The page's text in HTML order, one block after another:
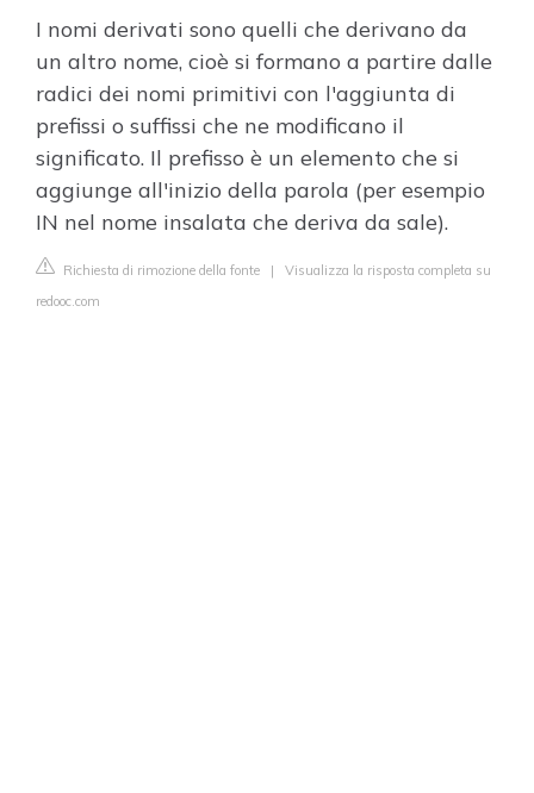
I nomi derivati sono quelli che derivano da
un altro nome, cioè si formano a partire dalle
radici dei nomi primitivi con l'aggiunta di
prefissi o suffissi che ne modificano il
significato. Il prefisso è un elemento che si
aggiunge all'inizio della parola (per esempio
IN nel nome insalata che deriva da sale).
Richiesta di rimozione della fonte | Visualizza la risposta completa su
redooc.com